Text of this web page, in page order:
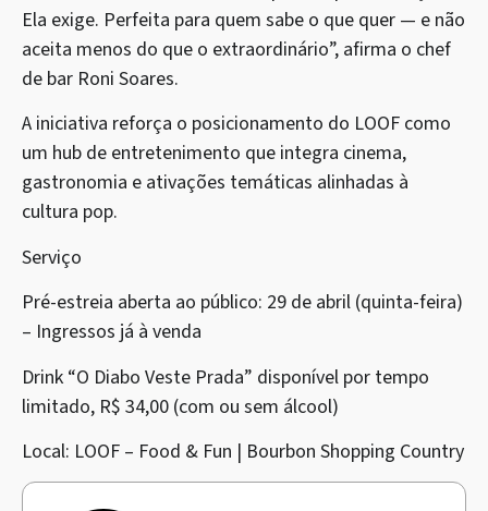
Ela exige. Perfeita para quem sabe o que quer — e não
aceita menos do que o extraordinário”, afirma o chef
de bar Roni Soares.
A iniciativa reforça o posicionamento do LOOF como
um hub de entretenimento que integra cinema,
gastronomia e ativações temáticas alinhadas à
cultura pop.
Serviço
Pré-estreia aberta ao público: 29 de abril (quinta-feira)
– Ingressos já à venda
Drink “O Diabo Veste Prada” disponível por tempo
limitado, R$ 34,00 (com ou sem álcool)
Local: LOOF – Food & Fun | Bourbon Shopping Country